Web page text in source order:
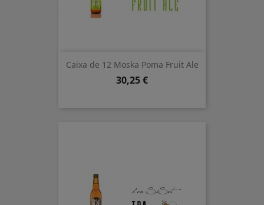
Caixa de 12 Moska Poma Fruit Ale
Preu
30,25 €